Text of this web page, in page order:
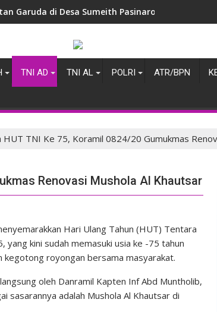
Garuda di Desa Sumeith Pasinaro Memasuki
TNI AD TNI AL POLRI ATR/BPN
HUT TNI Ke 75, Koramil 0824/20 Gumukmas
Renovasi Mushola Al Khautsar
Hari Ulang Tahun (HUT) Tentara
kini sudah memasuki usia ke -75 tahun
royongan bersama masyarakat.
oleh Danramil Kapten Inf Abd Muntholib,
sasarannya adalah Mushola Al Khautsar di